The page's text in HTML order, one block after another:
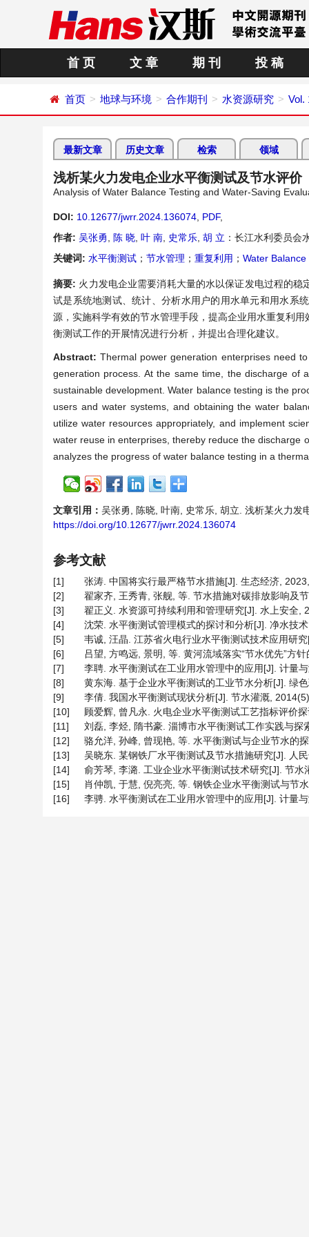
首 页 文 章 期 刊 投 稿
首页 地球与环境 合作期刊 水资源研究 Vol.
最新文章 历史文章 检索 领域
浅析某火力发电企业水平衡测试及节水评价
Analysis of Water Balance Testing and Water-Saving
DOI: 10.12677/jwrr.2024.136074 PDF,
作者: 吴张勇 陈 晓 叶 南 史常乐 胡 立 ：长江水利委员会
关键词: 水平衡测试 ； 节水管理 ； 重复利用 ； Water Balance
摘要: 火力发电企业需要消耗大量的水以保证发电过程的
试是系统地测试、统计、分析水用户的用水单元和用水系
源，实施科学有效的节水管理手段，提高企业用水重复利
衡测试工作的开展情况进行分析，并提出合理化建议。
Abstract:Thermal power generation enterprises need
generation process. At the same time, the discharge of
sustainable development. Water balance testing is the
users and water systems, and obtaining the water
utilize water resources appropriately, and implement
water reuse in enterprises, thereby reduce the discharge
analyzes the progress of water balance testing in a
文章引用： 吴张勇, 陈晓, 叶南, 史常乐, 胡立. 浅析某火力发
https://doi.org/10.12677/jwrr.2024.136074
参考文献
[1]
张涛. 中国将实行最严格节水措施[J]. 生态经济,
[2]
翟家齐, 王秀青, 张舰, 等. 节水措施对碳排放影响及
[3]
翟正义. 水资源可持续利用和管理研究[J]. 水上安全,
[4]
沈荣. 水平衡测试管理模式的探讨和分析[J]. 净水技
[5]
韦诚, 汪晶. 江苏省火电行业水平衡测试技术应用研
[6]
吕望, 方鸣远, 景明, 等. 黄河流域落实“节水优先”方
[7]
李聘. 水平衡测试在工业用水管理中的应用[J]. 计量
[8]
黄东海. 基于企业水平衡测试的工业节水分析[J]. 绿
[9]
李倩. 我国水平衡测试现状分析[J]. 节水灌溉,
[10]
顾爱辉, 曾凡永. 火电企业水平衡测试工艺指标评价
[11]
刘磊, 李烃, 隋书豪. 淄博市水平衡测试工作实践与探
[12]
骆允洋, 孙峰, 曾现艳, 等. 水平衡测试与企业节水的
[13]
吴晓东. 某钢铁厂水平衡测试及节水措施研究[J]. 人
[14]
俞芳琴, 李潞. 工业企业水平衡测试技术研究[J]. 节水
[15]
肖仲凯, 于慧, 倪亮亮, 等. 钢铁企业水平衡测试与节
[16]
李骋. 水平衡测试在工业用水管理中的应用[J]. 计量